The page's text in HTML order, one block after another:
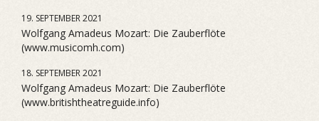
19. SEPTEMBER 2021
Wolfgang Amadeus Mozart: Die Zauberflöte
(www.musicomh.com)
18. SEPTEMBER 2021
Wolfgang Amadeus Mozart: Die Zauberflöte
(www.britishtheatreguide.info)